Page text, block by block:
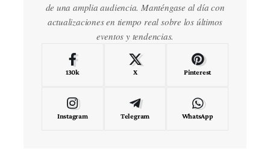
de una amplia audiencia. Manténgase al día con
actualizaciones en tiempo real sobre los últimos
eventos y tendencias.
130k X Pinterest
Instagram Telegram WhatsApp